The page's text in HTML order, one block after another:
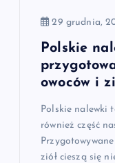
29 grudnia,
Polskie
owoców i
Polskie nalewki
również część
ziół cieszą się